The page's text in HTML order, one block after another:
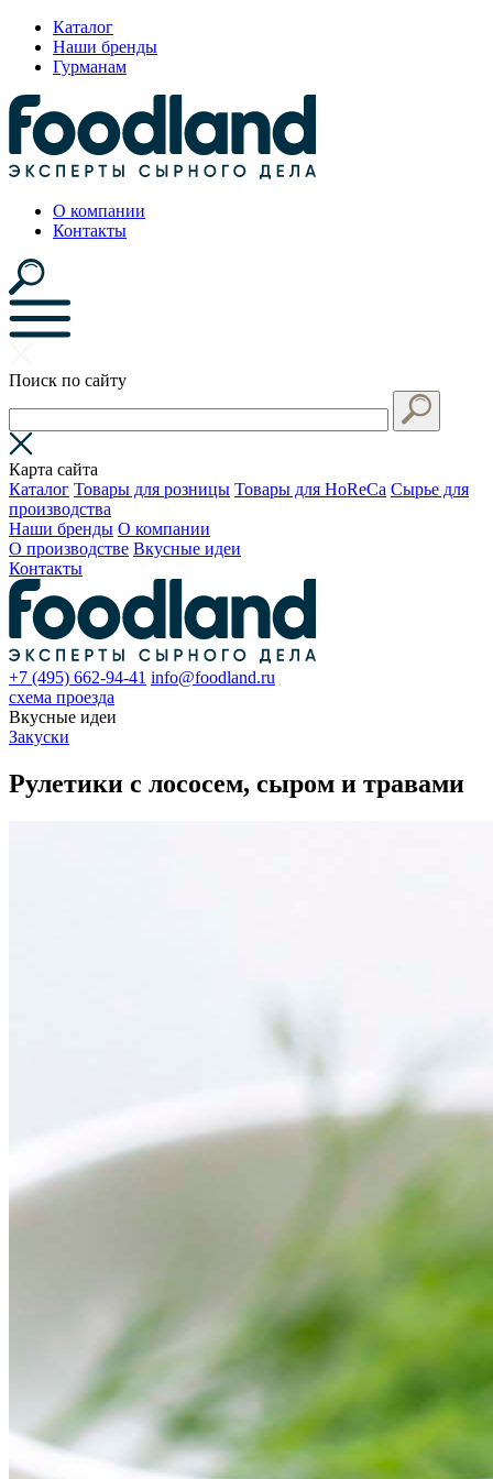
Каталог
Наши бренды
Гурманам
О компании
Контакты
Поиск по сайту
Карта сайта
Каталог Товары для розницы Товары для HoReCa Сырье для
производства
Наши бренды О компании
О производстве Вкусные идеи
Контакты
+7 (495) 662-94-41 info@foodland.ru
схема проезда
Вкусные идеи
Закуски
Рулетики с лососем, сыром и травами